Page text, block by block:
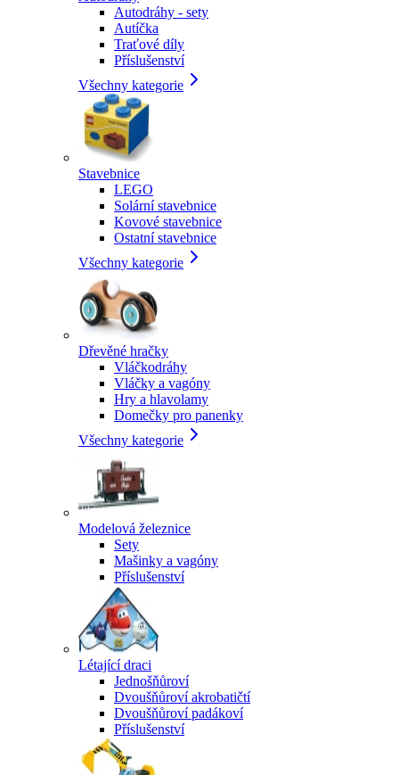
Autodráhy - sety
Autíčka
Traťové díly
Příslušenství
Všechny kategorie
Stavebnice
LEGO
Solární stavebnice
Kovové stavebnice
Ostatní stavebnice
Všechny kategorie
Dřevěné hračky
Vláčkodráhy
Vláčky a vagóny
Hry a hlavolamy
Domečky pro panenky
Všechny kategorie
Modelová železnice
Sety
Mašinky a vagóny
Příslušenství
Létající draci
Jednošňůroví
Dvoušňůroví akrobatičtí
Dvoušňůroví padákoví
Příslušenství